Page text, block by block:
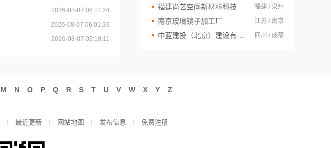
2026-08-07 06:11:24
2026-08-07 06:01:33
2026-08-07 05:18:11
福建 / 泉州
南京玻璃镜子加工厂 江苏 / 南京
四川 / 成都
M N O P Q R S T U V W X Y Z
最近更新 网站地图 发布信息 免费注册